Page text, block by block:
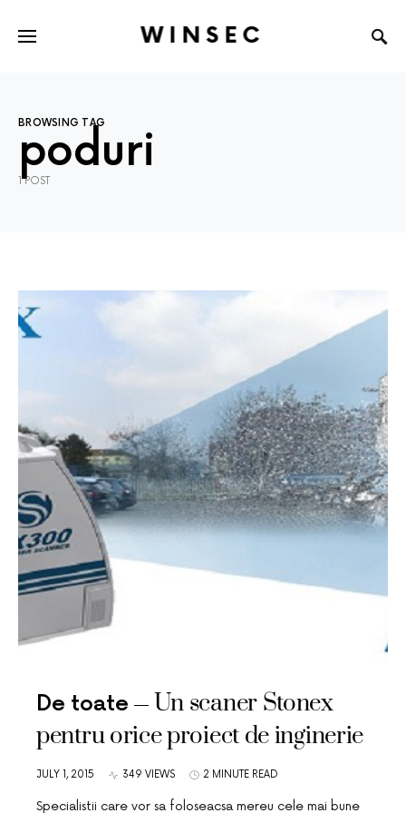
WINSEC
BROWSING TAG
poduri
1 POST
De toate
Un scaner Stonex
pentru orice proiect de inginerie
JULY 1, 2015 349 VIEWS 2 MINUTE READ
Specialistii care vor sa foloseacsa mereu cele mai bune